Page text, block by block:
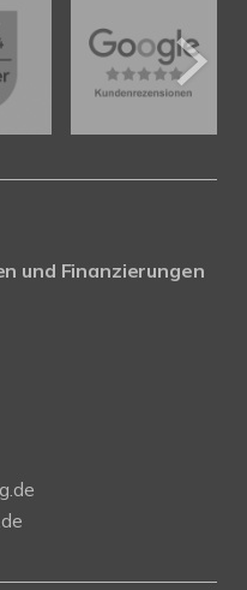
und Finanzierungen